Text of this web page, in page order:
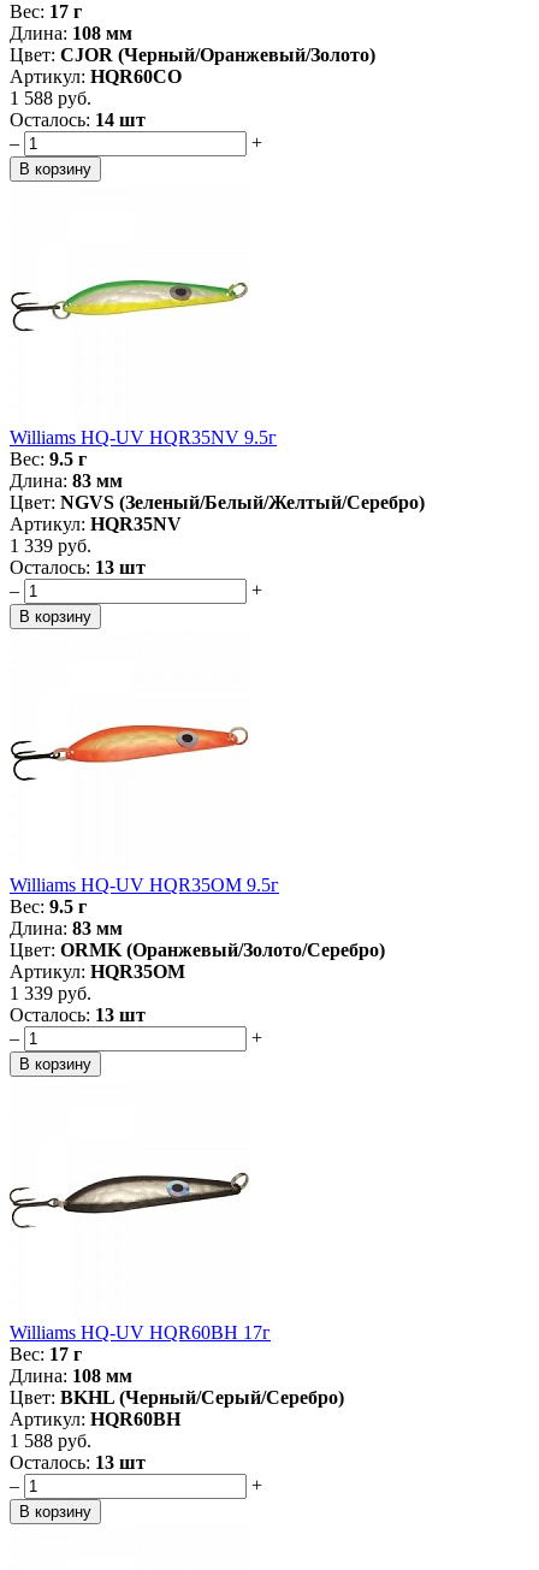
Вес: 17 г
Длина: 108 мм
Цвет: CJOR (Черный/Оранжевый/Золото)
Артикул: HQR60CO
1 588 руб.
Осталось: 14 шт
–
+
Williams HQ-UV HQR35NV 9.5г
Вес: 9.5 г
Длина: 83 мм
Цвет: NGVS (Зеленый/Белый/Желтый/Серебро)
Артикул: HQR35NV
1 339 руб.
Осталось: 13 шт
–
+
Williams HQ-UV HQR35OM 9.5г
Вес: 9.5 г
Длина: 83 мм
Цвет: ORMK (Оранжевый/Золото/Серебро)
Артикул: HQR35OM
1 339 руб.
Осталось: 13 шт
–
+
Williams HQ-UV HQR60BH 17г
Вес: 17 г
Длина: 108 мм
Цвет: BKHL (Черный/Серый/Серебро)
Артикул: HQR60BH
1 588 руб.
Осталось: 13 шт
–
+